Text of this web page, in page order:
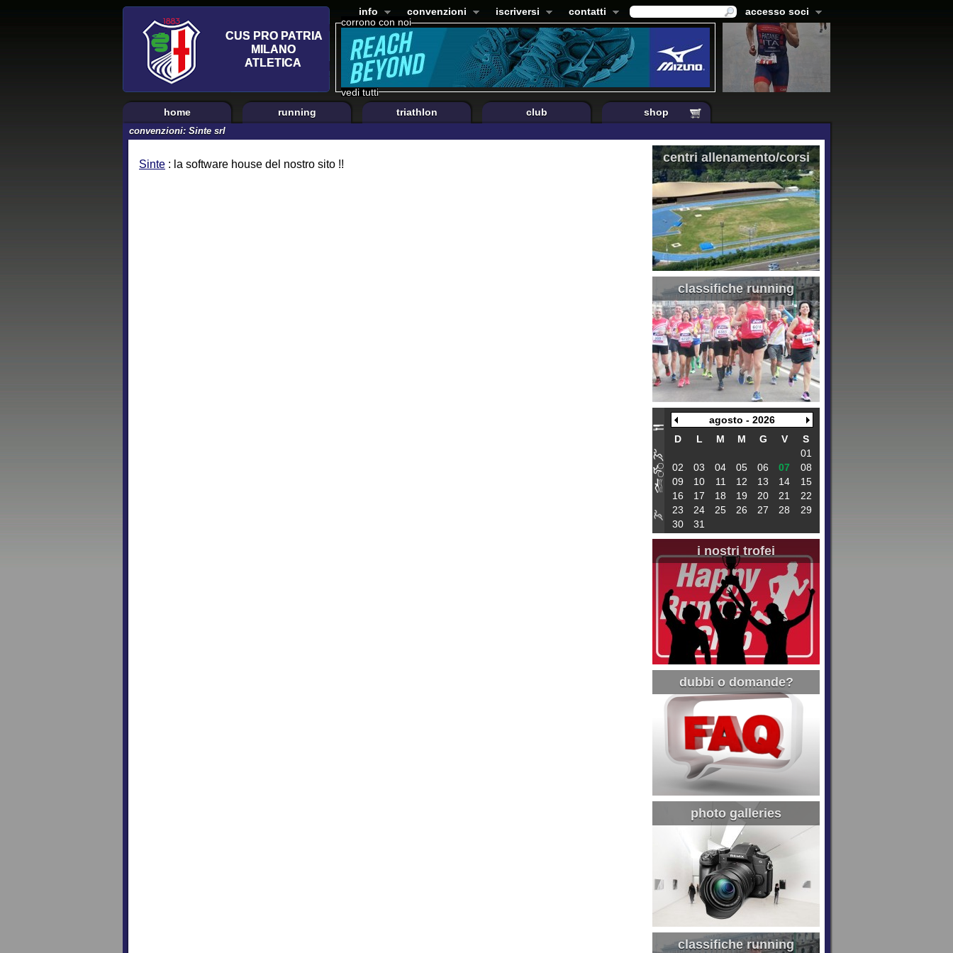
corrono con noi
vedi tutti
info convenzioni iscriversi contatti accesso soci
home running triathlon club shop
convenzioni: Sinte srl
Sinte : la software house del nostro sito !! centri allenamento/corsi
classifiche running
agosto - 2026
D
L M M G V
S
01
02
03 04 05 06 07
08
09
10 11 12 13 14
15
16
17 18 19 20 21
22
23
24 25 26 27 28
29
30
31
i nostri trofei
dubbi o domande?
photo galleries
classifiche running